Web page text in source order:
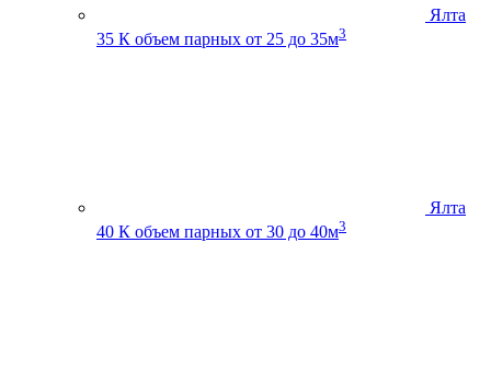
Ялта
35 К объем парных от 25 до 35м3
Ялта
40 К объем парных от 30 до 40м3